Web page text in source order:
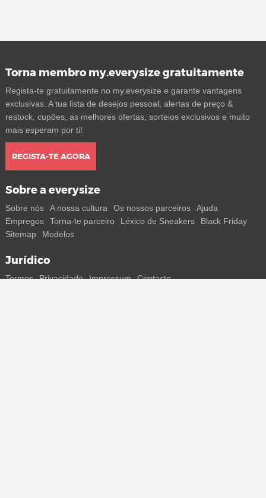
Torna membro my.everysize gratuitamente
Regista-te gratuitamente no my.everysize e garante vantagens
exclusivas. A tua lista de desejos pessoal, alertas de preço &
restock, cupões, as melhores ofertas, sorteios exclusivos e muito
mais esperam por ti!
REGISTA-TE AGORA
Sobre a everysize
Sobre nós A nossa cultura Os nossos parceiros
Ajuda
Empregos
Torna-te parceiro Léxico de Sneakers
Black Friday
Sitemap
Modelos
Jurídico
Termos Privacidade Impressum Contacto